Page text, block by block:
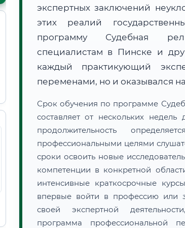
экспертных заключений
этих реалий
программу Судебная
специалистам в Пинске и
каждый практикующий
переменами, но и оказывался
Срок обучения по программе
составляет от нескольких
продолжительность
профессиональными целями
сроки освоить новые
компетенции в конкретной
интенсивные краткосрочные
впервые войти в профессию или
своей экспертной
программа профессиональной